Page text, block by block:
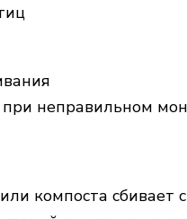
неправильном
компоста сбивает